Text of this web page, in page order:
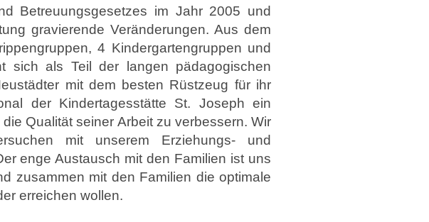
Betreuungsgesetzes im Jahr 2005 und
gravierende Veränderungen. Aus dem
4 Kindergartengruppen und
sich als Teil der langen pädagogischen
mit dem besten Rüstzeug für ihr
der Kindertagesstätte St. Joseph ein
Qualität seiner Arbeit zu verbessern. Wir
mit unserem Erziehungs- und
enge Austausch mit den Familien ist uns
zusammen mit den Familien die optimale
erreichen wollen.